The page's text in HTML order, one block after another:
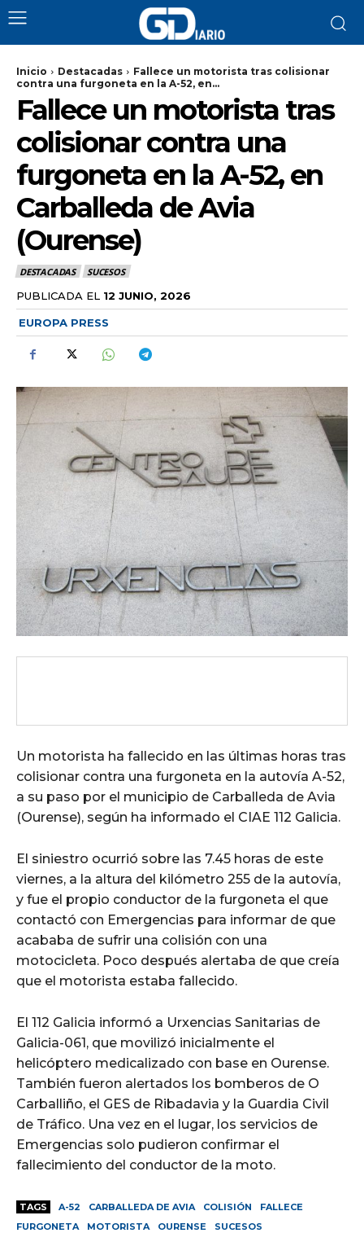
Inicio Destacadas
Fallece un motorista tras colisionar
contra una furgoneta en la A-52, en...
Fallece un motorista tras
colisionar contra una
furgoneta en la A-52, en
Carballeda de Avia
(Ourense)
DESTACADAS SUCESOS
PUBLICADA EL 12 JUNIO, 2026
EUROPA PRESS
Un motorista ha fallecido en las últimas horas tras
colisionar contra una furgoneta en la autovía A-52,
a su paso por el municipio de Carballeda de Avia
(Ourense), según ha informado el CIAE 112 Galicia.
El siniestro ocurrió sobre las 7.45 horas de este
viernes, a la altura del kilómetro 255 de la autovía,
y fue el propio conductor de la furgoneta el que
contactó con Emergencias para informar de que
acababa de sufrir una colisión con una
motocicleta. Poco después alertaba de que creía
que el motorista estaba fallecido.
El 112 Galicia informó a Urxencias Sanitarias de
Galicia-061, que movilizó inicialmente el
helicóptero medicalizado con base en Ourense.
También fueron alertados los bomberos de O
Carballiño, el GES de Ribadavia y la Guardia Civil
de Tráfico. Una vez en el lugar, los servicios de
Emergencias solo pudieron confirmar el
fallecimiento del conductor de la moto.
TAGS A-52 CARBALLEDA DE AVIA COLISIÓN
FALLECE
FURGONETA
MOTORISTA OURENSE SUCESOS